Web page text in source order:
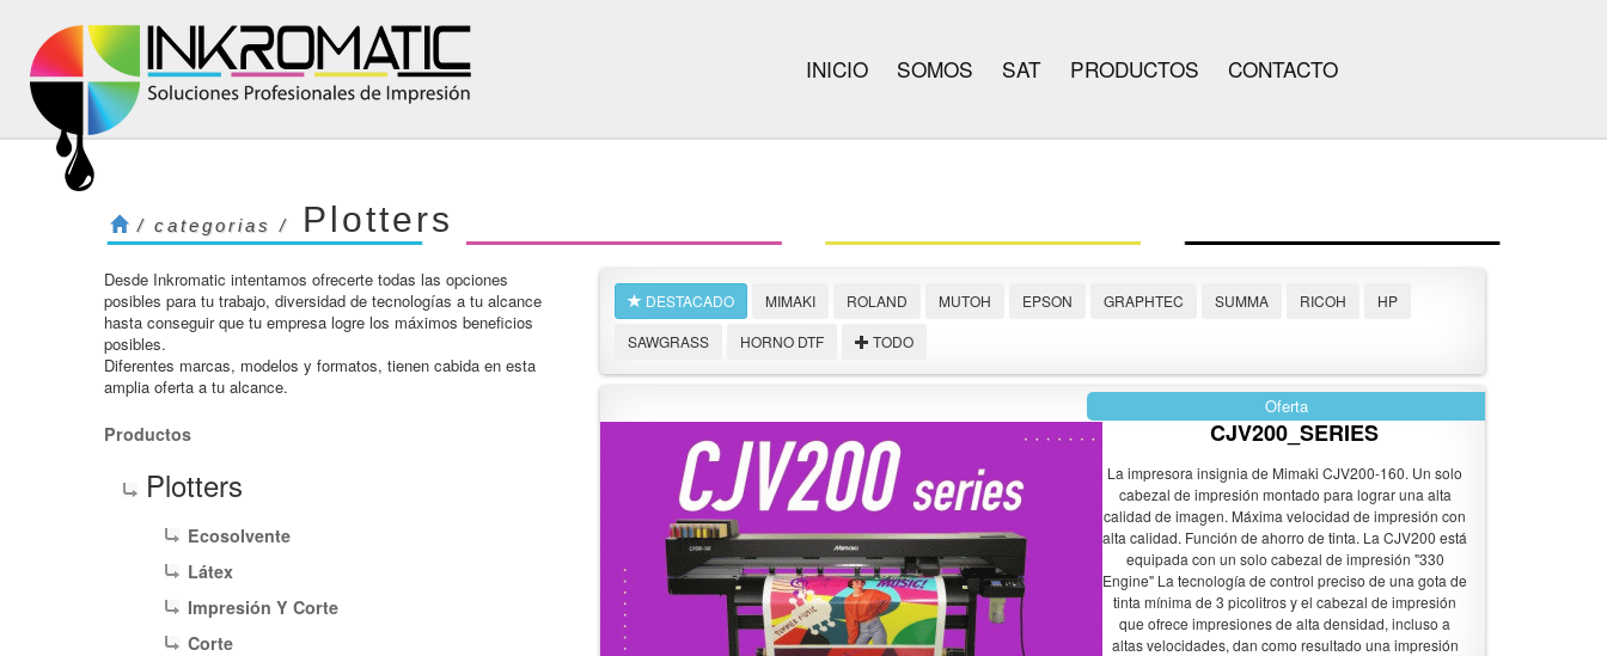
INICIO SOMOS SAT PRODUCTOS CONTACTO
/ categorias / Plotters
Desde Inkromatic intentamos ofrecerte todas las opciones
posibles para tu trabajo, diversidad de tecnologí­as a tu alcance
hasta conseguir que tu empresa logre los máximos beneficios
posibles.
Diferentes marcas, modelos y formatos, tienen cabida en esta
amplia oferta a tu alcance.
Productos
Plotters
Ecosolvente
Látex
Impresión Y Corte
Corte
DESTACADO MIMAKI ROLAND MUTOH EPSON GRAPHTEC SUMMA RICOH
HP
SAWGRASS
HORNO DTF TODO
Oferta
CJV200_SERIES
La impresora insignia de Mimaki CJV200-160. Un solo
cabezal de impresión montado para lograr una alta
calidad de imagen. Máxima velocidad de impresión con
alta calidad. Función de ahorro de tinta. La CJV200 está
equipada con un solo cabezal de impresión "330
Engine" La tecnología de control preciso de una gota de
tinta mínima de 3 picolitros y el cabezal de impresión
que ofrece impresiones de alta densidad, incluso a
altas velocidades, dan como resultado una impresión